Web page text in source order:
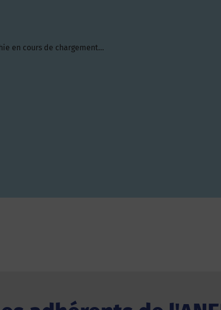
en cours de chargement...